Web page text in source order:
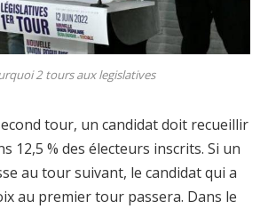
2 tours aux legislatives
tour, un candidat doit recueillir
12,5 % des électeurs inscrits. Si un
au tour suivant, le candidat qui a
au premier tour passera. Dans le